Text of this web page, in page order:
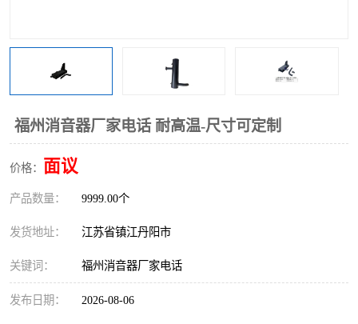
福州消音器厂家电话 耐高温-尺寸可定制
价格： 面议
产品数量： 9999.00个
发货地址： 江苏省镇江丹阳市
关键词： 福州消音器厂家电话
发布日期： 2026-08-06